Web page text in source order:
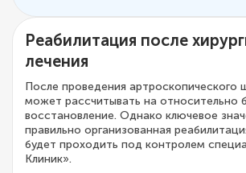
Реабилитация после
лечения
После проведения артроскопического
может рассчитывать на относительно
восстановление. Однако ключевое
правильно организованная
будет проходить под контролем
Клиник».